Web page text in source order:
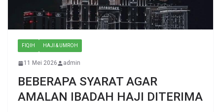
FIQIH HAJI & UMROH
11 Mei 2026 admin
BEBERAPA SYARAT AGAR
AMALAN IBADAH HAJI DITERIMA